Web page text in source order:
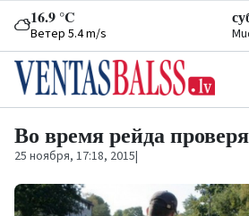
16.9 °C
Ветер 5.4 m/s
Во время рейда
25 ноября, 17:18, 2015|